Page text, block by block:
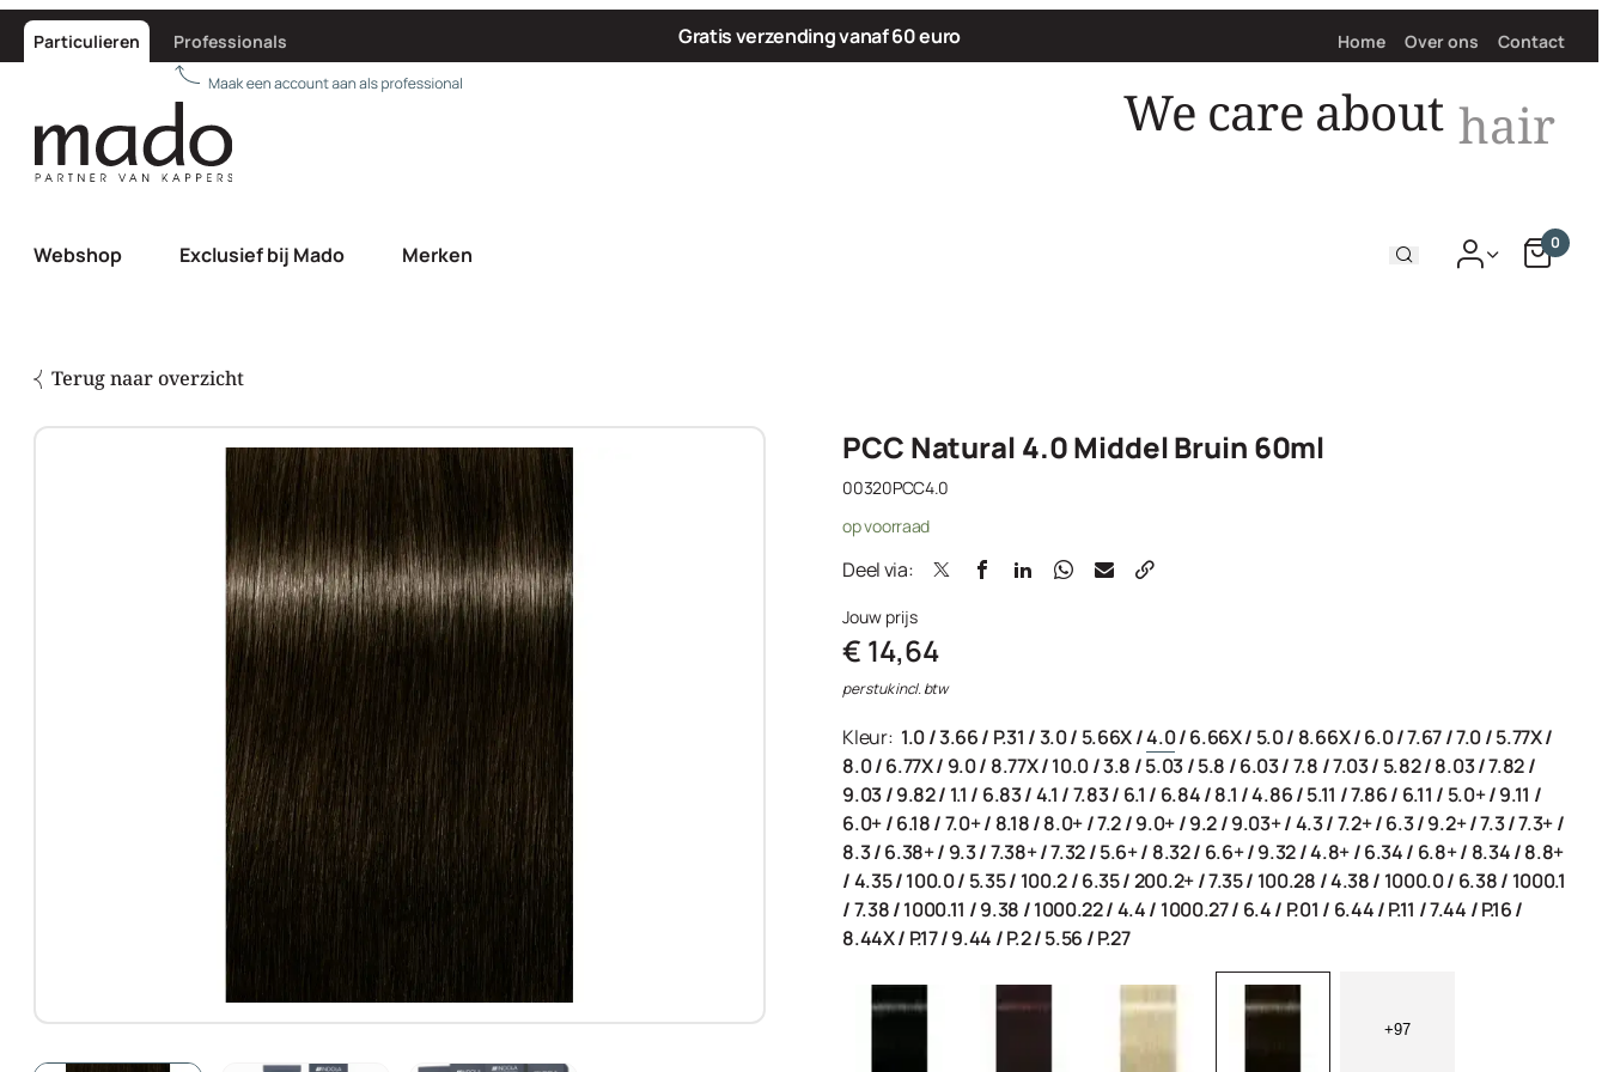
Particulieren Professionals Gratis verzending vanaf 60 euro Home Over ons Contact
We care about hair
Webshop Exclusief bij Mado Merken 0
Terug naar overzicht
PCC Natural 4.0 Middel Bruin 60ml
00320PCC4.0
op voorraad
Deel via:
Jouw prijs
€ 14,64
per stuk incl. btw
Kleur: 1.0/3.66/ P.31 /3.0/ 5.66X/4.0/6.66X/ 5.0/ 8.66X/6.0/7.67/7.0/5.77X/
8.0/6.77X/ 9.0/ 8.77X/10.0/3.8 /5.03/5.8 /6.03/7.8 /7.03/ 5.82/8.03/7.82/
9.03/9.82/ 1.1 / 6.83/4.1 /7.83/ 6.1 / 6.84/8.1 /4.86/5.11 /7.86/ 6.11 / 5.0+/9.11 /
6.0+/6.18/7.0+/ 8.18/8.0+/7.2/9.0+/9.2/9.03+/4.3/7.2+/6.3/9.2+/7.3/7.3+/
8.3/6.38+/ 9.3/7.38+/7.32/5.6+/ 8.32/ 6.6+/9.32/4.8+/6.34/ 6.8+/ 8.34/8.8+
/4.35/100.0/ 5.35/ 100.2/6.35/200.2+/7.35/ 100.28 /4.38/ 1000.0/ 6.38/ 1000.1
/7.38/1000.11 /9.38 /1000.22/4.4/ 1000.27/ 6.4/ P.01 / 6.44/P.11 /7.44 /P.16/
8.44X/ P.17/9.44 /P.2/5.56 /P.27
+97